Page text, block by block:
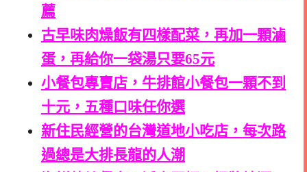
薦
古早味肉燥飯有四樣配菜，再加一顆滷
蛋，再給你一袋湯只要65元
小餐包專賣店，牛排館小餐包一顆不到
十元，五種口味任你選
新住民經營的台灣道地小吃店，每次路
過總是大排長龍的人潮